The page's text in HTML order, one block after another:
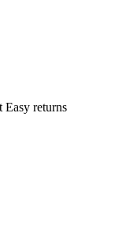
Easy returns